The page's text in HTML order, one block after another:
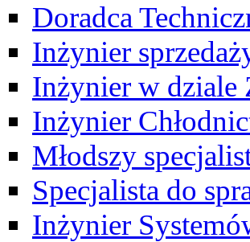
Doradca
Inżynier
Inżynier w dziale
Inżynier
Młodszy
Specjalista do
Inżynier